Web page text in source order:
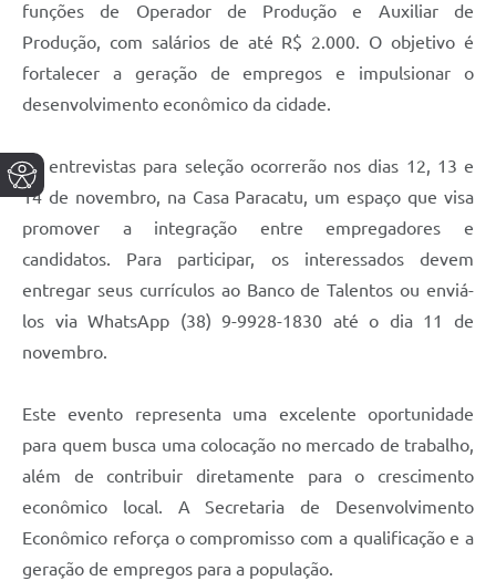
funções de Operador de Produção e Auxiliar de
Produção, com salários de até R$ 2.000. O objetivo é
fortalecer a geração de empregos e impulsionar o
desenvolvimento econômico da cidade.
As entrevistas para seleção ocorrerão nos dias 12, 13 e
14 de novembro, na Casa Paracatu, um espaço que visa
promover a integração entre empregadores e
candidatos. Para participar, os interessados devem
entregar seus currículos ao Banco de Talentos ou enviá-
los via WhatsApp (38) 9-9928-1830 até o dia 11 de
novembro.
Este evento representa uma excelente oportunidade
para quem busca uma colocação no mercado de trabalho,
além de contribuir diretamente para o crescimento
econômico local. A Secretaria de Desenvolvimento
Econômico reforça o compromisso com a qualificação e a
geração de empregos para a população.